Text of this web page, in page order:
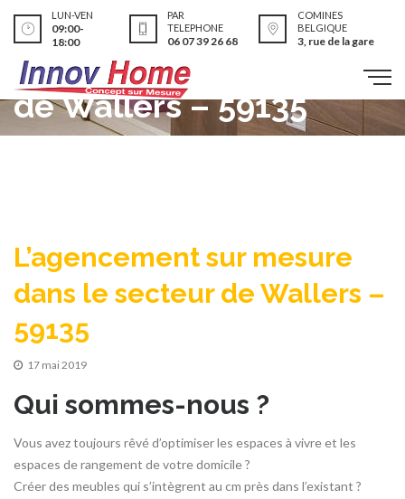
LUN-VEN
09:00-
18:00
PAR
TELEPHONE
06 07 39 26 68
COMINES
BELGIQUE
3, rue de la gare
L’agencement sur
mesure dans le secteur
de Wallers – 59135
L’agencement sur mesure
dans le secteur de Wallers –
59135
17 mai 2019
Qui sommes-nous ?
Vous avez toujours rêvé d’optimiser les espaces à vivre et les
espaces de rangement de votre domicile ?
Créer des meubles qui s’intègrent au cm près dans l’existant ?